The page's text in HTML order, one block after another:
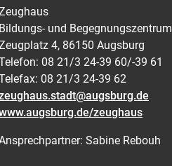
Bildungs- und Begegnungszentrum
4, 86150 Augsburg
08 21/3 24-39 60/-39 61
08 21/3 24-39 62
zeughaus
Sabine Rebouh